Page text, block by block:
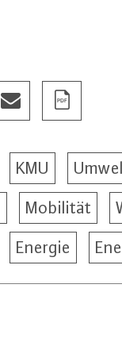
KMU
Mobilität
Energie